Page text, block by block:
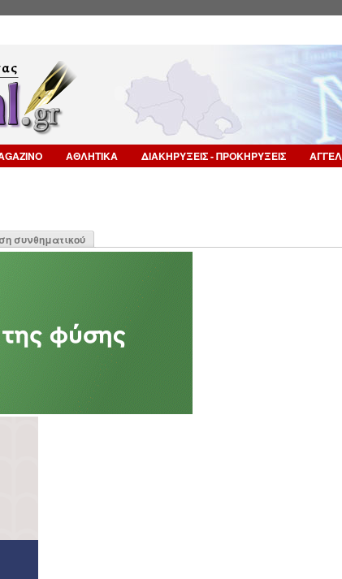
ΑΘΛΗΤΙΚΑ ΔΙΑΚΗΡΥΞΕΙΣ - ΠΡΟΚΗΡΥΞΕΙΣ
συνθηματικού